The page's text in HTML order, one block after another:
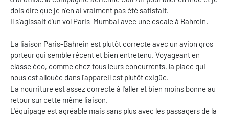
dois dire que je n'en ai vraiment pas été satisfait.
Il s'agissait d'un vol Paris-Mumbai avec une escale à Bahrein.
La liaison Paris-Bahrein est plutôt correcte avec un avion gros
porteur qui semble récent et bien entretenu. Voyageant en
classe éco, comme chez tous leurs concurrents, la place qui
nous est allouée dans l'appareil est plutôt exigüe.
La nourriture est assez correcte à l'aller et bien moins bonne au
retour sur cette même liaison.
L'équipage est agréable mais sans plus avec les passagers de la